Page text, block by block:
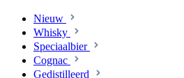
Nieuw
Whisky
Speciaalbier
Cognac
Gedistilleerd